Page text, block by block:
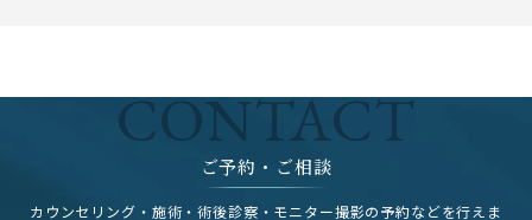
CONTACT
ご予約・ご相談
カウンセリング・施術・術後診察・モニター撮影の予約などを行えま